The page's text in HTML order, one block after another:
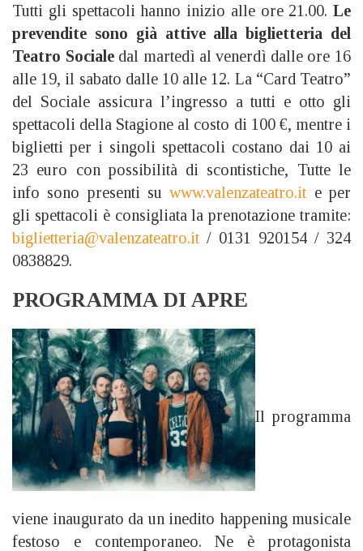
Tutti gli spettacoli hanno inizio alle ore 21.00. Le
prevendite sono già attive alla biglietteria del
Teatro Socialedal martedì al venerdì dalle ore 16
alle 19, il sabato dalle 10 alle 12. La “Card Teatro”
del Sociale assicura l’ingresso a tutti e otto gli
spettacoli della Stagione al costo di 100 €, mentre i
biglietti per i singoli spettacoli costano dai 10 ai
23 euro con possibilità di scontistiche, Tutte le
info sono presenti suwww.valenzateatro.it e per
gli spettacoli è consigliata la prenotazione tramite:
biglietteria@valenzateatro.it / 0131 920154 / 324
0838829.
PROGRAMMA DI APRE
Il programma
viene inaugurato da un inedito happening musicale
festoso e contemporaneo. Ne è protagonista